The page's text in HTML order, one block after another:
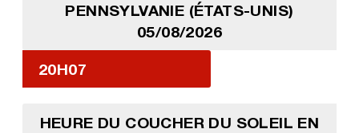
PENNSYLVANIE (ÉTATS-UNIS)
05/08/2026
20H07
HEURE DU COUCHER DU SOLEIL EN